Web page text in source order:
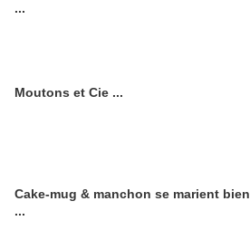
...
Moutons et Cie ...
Cake-mug & manchon se marient bien
...